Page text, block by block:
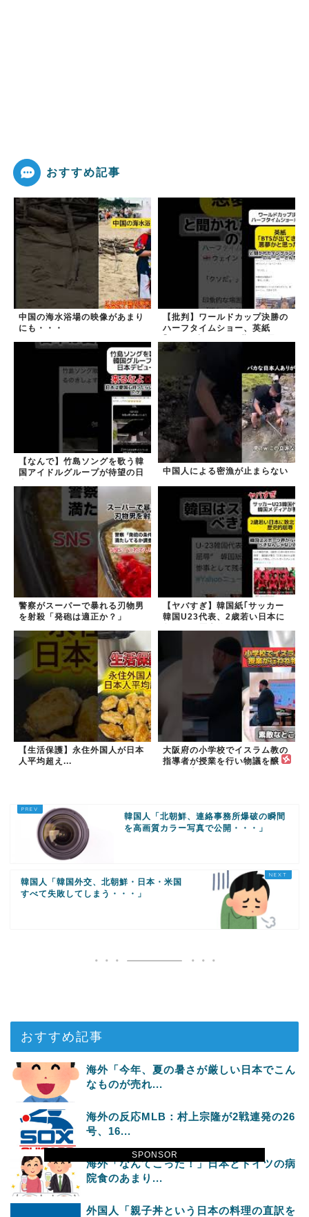
SPONSOR
おすすめ記事
中国の海水浴場の映像があまり
にも・・・
【批判】ワールドカップ決勝の
ハーフタイムショー、英紙
た｣
【なんで】竹島ソングを歌う韓
国アイドルグループが待望の日
中国人による密漁が止まらない
警察がスーパーで暴れる刃物男
を射殺「発砲は適正か？」
【ヤバすぎ】韓国紙｢サッカー
韓国U23代表、2歳若い日本に
【生活保護】永住外国人が日本
人平均超え...
大阪府の小学校でイスラム教の
指導者が授業を行い物議を醸
韓国人「北朝鮮、連絡事務所爆破の瞬間
を高画質カラー写真で公開・・・」
韓国人「韓国外交、北朝鮮・日本・米国
すべて失敗してしまう・・・」
おすすめ記事
海外「今年、夏の暑さが厳しい日本でこん
なものが売れ...
海外の反応MLB：村上宗隆が2戦連発の26
号、16...
海外「なんてこった！」日本とドイツの病
院食のあまり...
外国人「親子丼という日本の料理の直訳を